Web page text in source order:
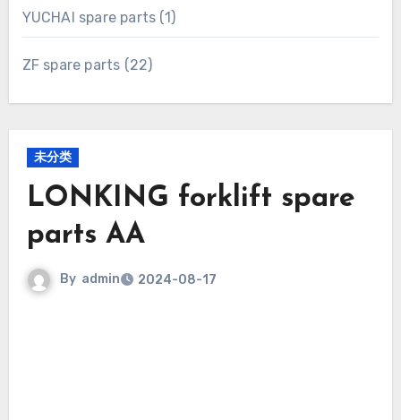
YUCHAI spare parts 11
product
ZF spare parts
2222
未分类
LONKING forklift spare
parts AA
By admin 2024-08-17